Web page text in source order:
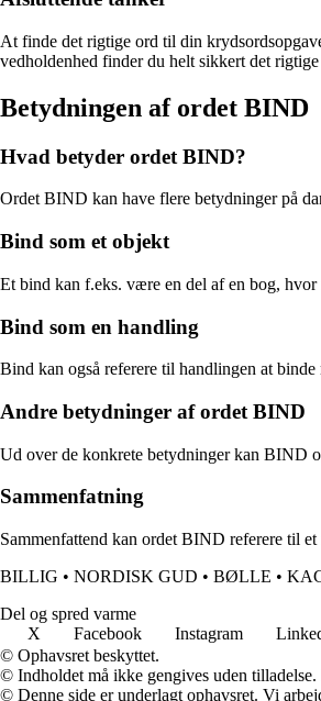
At finde det rigtige ord til din
vedholdenhed finder du helt sikkert det
Betydningen af ordet BIND
Hvad betyder ordet BIND?
Ordet BIND kan have flere betydninger på
Bind som et objekt
Et bind kan f.eks. være en del af en bog,
Bind som en handling
Bind kan også referere til handlingen at
Andre betydninger af ordet BIND
Ud over de konkrete betydninger kan BIND
Sammenfatning
Sammenfattend kan ordet BIND referere til
BILLIG • NORDISK GUD • BØLLE •
Del og spred varme
X
Facebook Instagram
© Ophavsret beskyttet.
© Indholdet må ikke gengives uden
© Denne side er underlagt ophavsret. Vi